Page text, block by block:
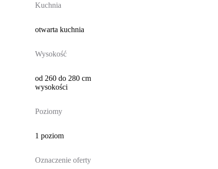
Kuchnia
otwarta kuchnia
Wysokość
od 260 do 280 cm
wysokości
Poziomy
1 poziom
Oznaczenie oferty